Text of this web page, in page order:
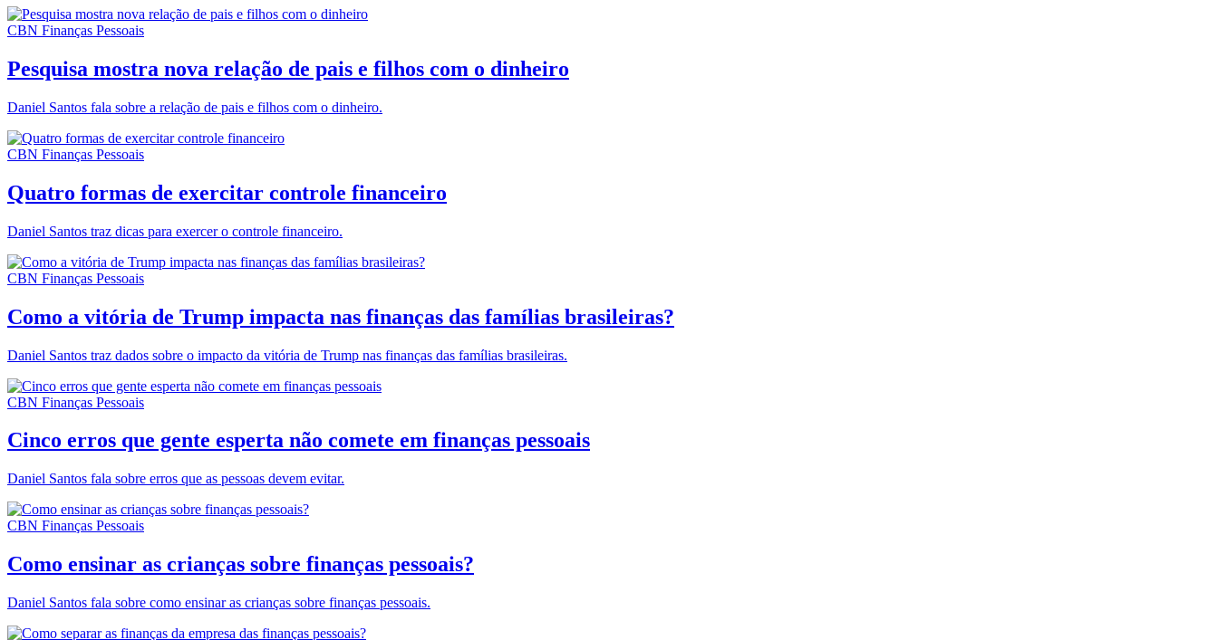
CBN Finanças Pessoais
Pesquisa mostra nova relação de pais e filhos com o dinheiro
Daniel Santos fala sobre a relação de pais e filhos com o dinheiro.
CBN Finanças Pessoais
Quatro formas de exercitar controle financeiro
Daniel Santos traz dicas para exercer o controle financeiro.
CBN Finanças Pessoais
Como a vitória de Trump impacta nas finanças das famílias brasileiras?
Daniel Santos traz dados sobre o impacto da vitória de Trump nas finanças das famílias brasileiras.
CBN Finanças Pessoais
Cinco erros que gente esperta não comete em finanças pessoais
Daniel Santos fala sobre erros que as pessoas devem evitar.
CBN Finanças Pessoais
Como ensinar as crianças sobre finanças pessoais?
Daniel Santos fala sobre como ensinar as crianças sobre finanças pessoais.